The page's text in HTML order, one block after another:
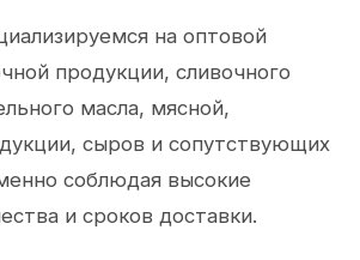
на оптовой
продукции, сливочного
масла, мясной,
сыров и сопутствующих
соблюдая высокие
и сроков доставки.